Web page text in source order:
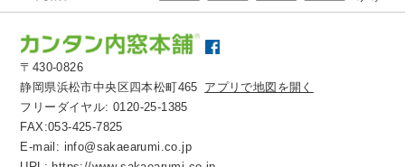
〒430-0826
静岡県浜松市中央区四本松町465 アプリで地図を開く
フリーダイヤル:0120-25-1385
FAX:053-425-7825
E-mail: info@sakaearumi.co.jp